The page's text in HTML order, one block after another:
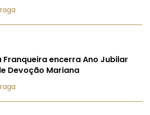
Franqueira encerra Ano Jubilar
Devoção Mariana